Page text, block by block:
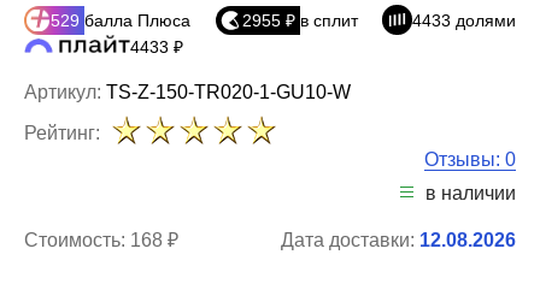
Артикул: TS-Z-150-TR020-1-GU10-W
529 балла Плюса 2955 ₽ в сплит
4433 долями
4433 ₽
Рейтинг:
Отзывы: 0
в наличии
Стоимость: 168 ₽ Дата доставки: 12.08.2026